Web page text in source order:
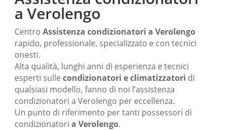
a Verolengo
CentroAssistenza condizionatori a Verolengo
rapido, professionale, specializzato e con tecnici
onesti.
Alta qualità, lunghi anni di esperienza e tecnici
esperti sullecondizionatori e climatizzatori di
qualsiasi modello, fanno di noi l’assistenza
condizionatori a Verolengo per eccellenza.
Un punto di riferimento per tanti possessori di
condizionatoria Verolengo.